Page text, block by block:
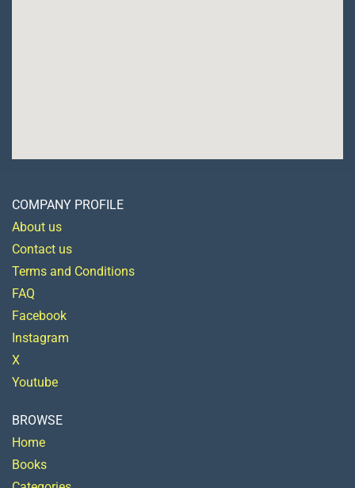
COMPANY PROFILE
About us
Contact us
Terms and Conditions
FAQ
Facebook
Instagram
X
Youtube
BROWSE
Home
Books